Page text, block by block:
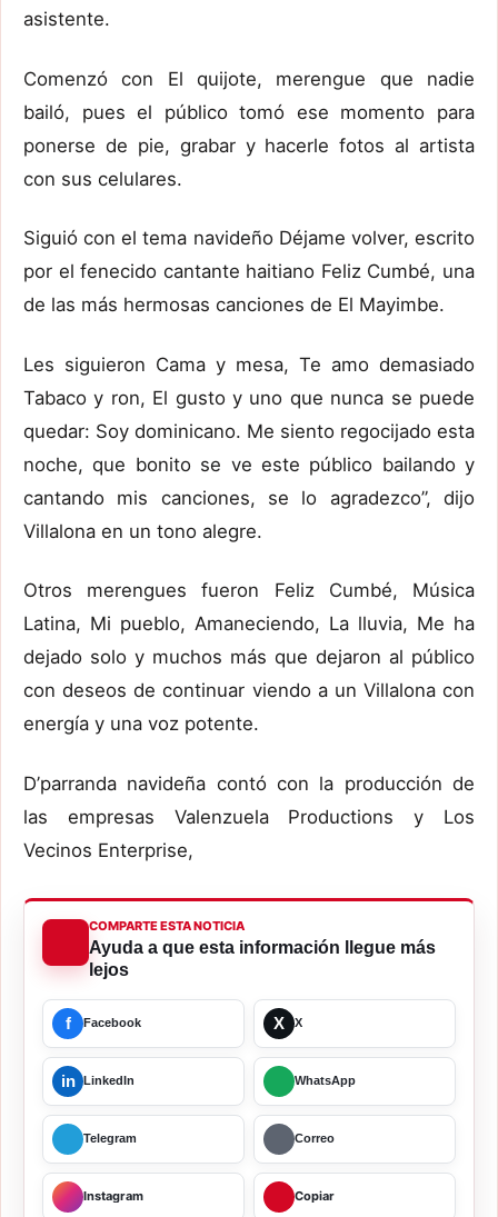
asistente.
Comenzó con El quijote, merengue que nadie
bailó, pues el público tomó ese momento para
ponerse de pie, grabar y hacerle fotos al artista
con sus celulares.
Siguió con el tema navideño Déjame volver, escrito
por el fenecido cantante haitiano Feliz Cumbé, una
de las más hermosas canciones de El Mayimbe.
Les siguieron Cama y mesa, Te amo demasiado
Tabaco y ron, El gusto y uno que nunca se puede
quedar: Soy dominicano. Me siento regocijado esta
noche, que bonito se ve este público bailando y
cantando mis canciones, se lo agradezco”, dijo
Villalona en un tono alegre.
Otros merengues fueron Feliz Cumbé, Música
Latina, Mi pueblo, Amaneciendo, La lluvia, Me ha
dejado solo y muchos más que dejaron al público
con deseos de continuar viendo a un Villalona con
energía y una voz potente.
D’parranda navideña contó con la producción de
las empresas Valenzuela Productions y Los
Vecinos Enterprise,
COMPARTE ESTA NOTICIA
Ayuda a que esta información llegue más
lejos
f Facebook X X
in LinkedIn WhatsApp
Telegram Correo
Instagram Copiar